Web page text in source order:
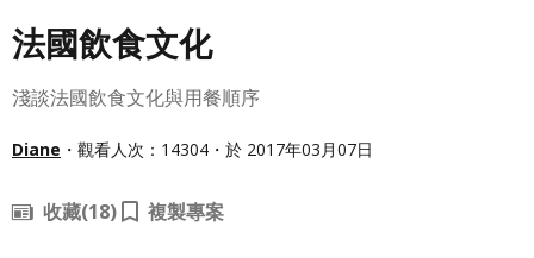
法國飲食文化
淺談法國飲食文化與用餐順序
Diane ・觀看人次：14304・於 2017年03月07日
收藏(18) 複製專案